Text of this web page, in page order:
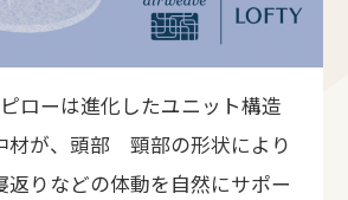
ローは進化したユニット構造
材が、頭部 頸部の形状により
返りなどの体動を自然にサポー